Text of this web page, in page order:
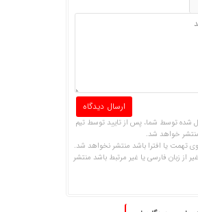
شده توسط شما، پس از تایید توسط تیم
خواهد شد.
تهمت یا افترا باشد منتشر نخواهد شد.
از زبان فارسی یا غیر مرتبط باشد منتشر